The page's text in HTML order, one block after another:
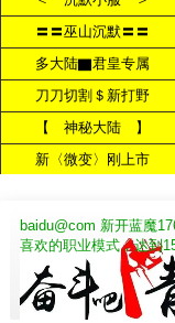
baidu@com 新开蓝魔
喜欢的职业模式，达到